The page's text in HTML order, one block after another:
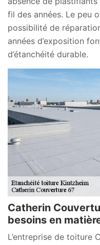
fil des années. Le peu
possibilité de
années d’exposition
d’étanchéité durable.
Catherin
besoins en
L’entreprise de toiture